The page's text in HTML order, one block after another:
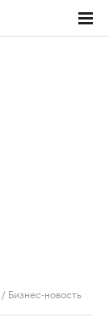
/ Бизнес-новость